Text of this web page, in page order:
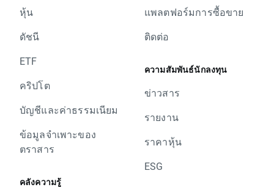
หุ้น
ดัชนี
ETF
คริปโต
บัญชีและค่าธรรมเนียม
ข้อมูลจำเพาะของ
ตราสาร
คลังความรู้
แพลตฟอร์มการซื้อขาย
ติดต่อ
ความสัมพันธ์นักลงทุน
ข่าวสาร
รายงาน
ราคาหุ้น
ESG